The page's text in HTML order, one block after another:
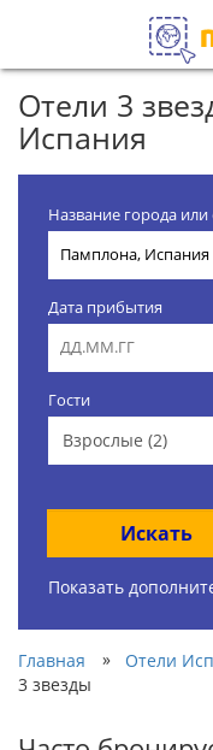
Отели 3
Испания
Название города или
Дата прибытия
Гости
Взрослые (2)
Искать
Показать
Главная » Отели
3 звезды